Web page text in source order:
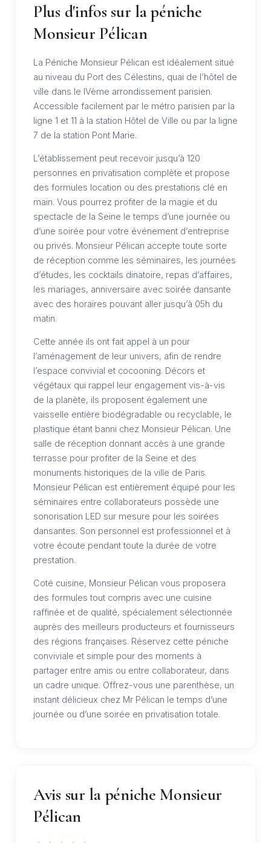
Plus d'infos sur la péniche
Monsieur Pélican
La Péniche Monsieur Pélican est idéalement situé
au niveau du Port des Célestins, quai de l’hôtel de
ville dans le IVème arrondissement parisien.
Accessible facilement par le métro parisien par la
ligne 1 et 11 à la station Hôtel de Ville ou par la ligne
7 de la station Pont Marie.
L’établissement peut recevoir jusqu’à 120
personnes en privatisation complète et propose
des formules location ou des prestations clé en
main. Vous pourrez profiter de la magie et du
spectacle de la Seine le temps d’une journée ou
d’une soirée pour votre événement d’entreprise
ou privés. Monsieur Pélican accepte toute sorte
de réception comme les séminaires, les journées
d’études, les cocktails dinatoire, repas d’affaires,
les mariages, anniversaire avec soirée dansante
avec des horaires pouvant aller jusqu’à 05h du
matin.
Cette année ils ont fait appel à un pour
l’aménagement de leur univers, afin de rendre
l’espace convivial et cocooning. Décors et
végétaux qui rappel leur engagement vis-à-vis
de la planète, ils proposent également une
vaisselle entière biodégradable ou recyclable, le
plastique étant banni chez Monsieur Pélican. Une
salle de réception donnant accès à une grande
terrasse pour profiter de la Seine et des
monuments historiques de la ville de Paris.
Monsieur Pélican est entièrement équipé pour les
séminaires entre collaborateurs possède une
sonorisation LED sur mesure pour les soirées
dansantes. Son personnel est professionnel et à
votre écoute pendant toute la durée de votre
prestation.
Coté cuisine, Monsieur Pélican vous proposera
des formules tout compris avec une cuisine
raffinée et de qualité, spécialement sélectionnée
auprès des meilleurs producteurs et fournisseurs
des régions françaises. Réservez cette péniche
conviviale et simple pour des moments à
partager entre amis ou entre collaborateur, dans
un cadre unique. Offrez-vous une parenthèse, un
instant délicieux chez Mr Pélican le temps d’une
journée ou d’une soirée en privatisation totale.
Avis sur la péniche Monsieur
Pélican